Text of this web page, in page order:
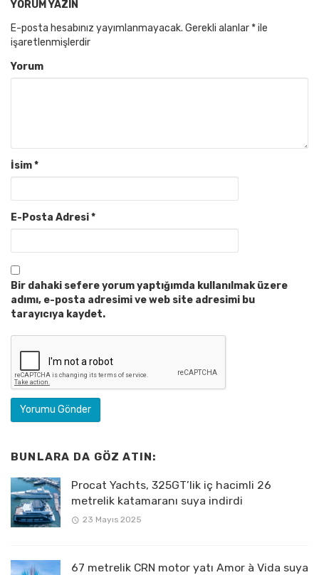
YORUM YAZIN
E-posta hesabınız yayımlanmayacak. Gerekli alanlar *ile
işaretlenmişlerdir
Yorum
İsim*
E-Posta Adresi*
Bir dahaki sefere yorum yaptığımda kullanılmak üzere
adımı, e-posta adresimi ve web site adresimi bu
tarayıcıya kaydet.
BUNLARA DA GÖZ ATIN:
Procat Yachts, 325GT’lik iç hacimli 26
metrelik katamaranı suya indirdi
23 Mayıs 2025
67 metrelik CRN motor yatı Amor à Vida suya